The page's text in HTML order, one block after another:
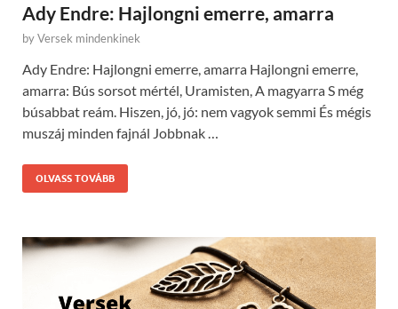
Ady Endre: Hajlongni emerre, amarra
byVersek mindenkinek
Ady Endre: Hajlongni emerre, amarra Hajlongni emerre,
amarra: Bús sorsot mértél, Uramisten, A magyarra S még
búsabbat reám. Hiszen, jó, jó: nem vagyok semmi És mégis
muszáj minden fajnál Jobbnak …
OLVASS TOVÁBB